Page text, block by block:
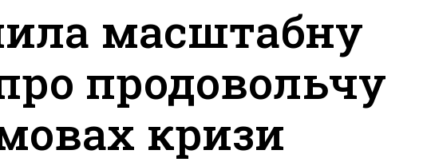
масштабну
продовольчу
кризи